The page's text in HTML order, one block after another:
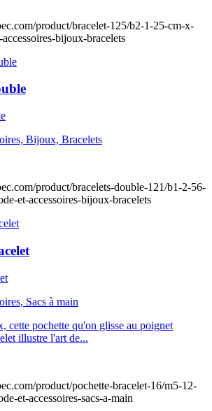
product/bracelet-125/b2-1-25-cm-x-
bijoux-bracelets
Bijoux, Bracelets
product/bracelets-double-121/b1-2-56-
et-accessoires-bijoux-bracelets
Sacs à main
cette pochette qu'on glisse au poignet
illustre l'art de...
product/pochette-bracelet-16/m5-12-
et-accessoires-sacs-a-main